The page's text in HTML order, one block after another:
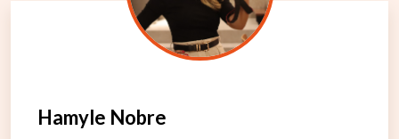
Hamyle Nobre